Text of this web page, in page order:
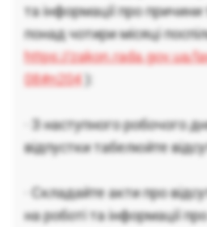
та інформації про причини
понад чотири місяці
https://zakon.rada.gov.ua/
08#n204 ):
· З наступного робочого
відпустки табелюйте
· Складайте акти про
на роботі та інформації